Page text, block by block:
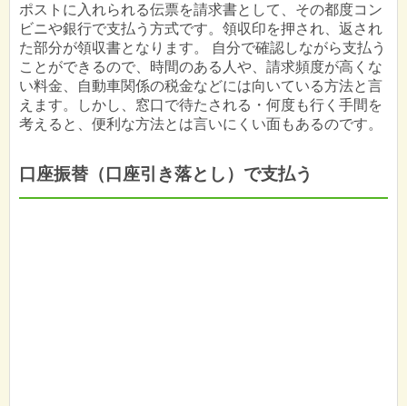
ポストに入れられる伝票を請求書として、その都度コン
ビニや銀行で支払う方式です。領収印を押され、返され
た部分が領収書となります。 自分で確認しながら支払う
ことができるので、時間のある人や、請求頻度が高くな
い料金、自動車関係の税金などには向いている方法と言
えます。しかし、窓口で待たされる・何度も行く手間を
考えると、便利な方法とは言いにくい面もあるのです。
口座振替（口座引き落とし）で支払う